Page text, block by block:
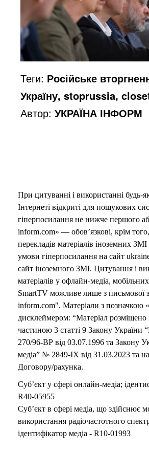
Теги: Російське
Україну, stoprussia,
Автор:УКРАЇНА ІНФОРМ
При цитуванні і використанні будь-
Інтернеті відкриті для пошукових
гіперпосилання не нижче першого
inform.com» — обов’язкові, крім
перекладів матеріалів іноземних
умови гіперпосилання на сайт
сайт іноземного ЗМІ. Цитування і
матеріалів у офлайн-медіа,
SmartTV можливе лише з письмової
inform.com". Матеріали з позначкою
дисклеймером: “Матеріал розміщено
частиною 3 статті 9 Закону
270/96-ВР від 03.07.1996 та Закону
медіа” № 2849-IX від 31.03.2023 та на
Договору/рахунка.
Суб’єкт у сфері онлайн-медіа;
R40-05955
Суб’єкт в сфері медіа, що здійснює
використання радіочастотного
ідентифікатор медіа - R10-01993